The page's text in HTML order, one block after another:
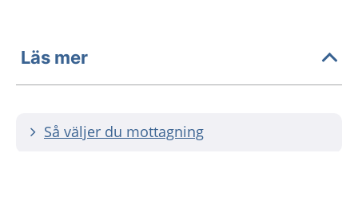
Läs mer
Så väljer du mottagning